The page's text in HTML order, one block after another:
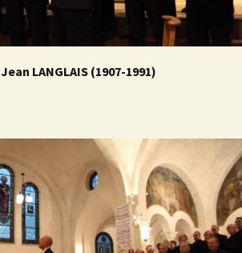
Jean LANGLAIS (1907-1991)